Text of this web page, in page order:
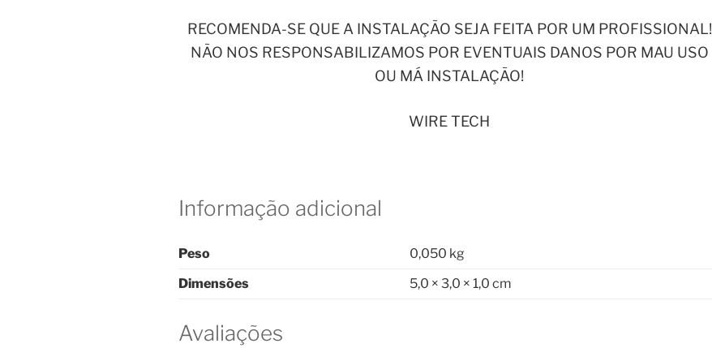
RECOMENDA-SE QUE A INSTALAÇÃO SEJA FEITA POR UM PROFISSIONAL!
NÃO NOS RESPONSABILIZAMOS POR EVENTUAIS DANOS POR MAU USO
OU MÁ INSTALAÇÃO!
WIRE TECH
Informação adicional
Peso
0,050 kg
Dimensões
5,0 × 3,0 × 1,0 cm
Avaliações